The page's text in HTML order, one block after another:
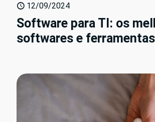
12/09/2024
Software para TI: os
softwares e